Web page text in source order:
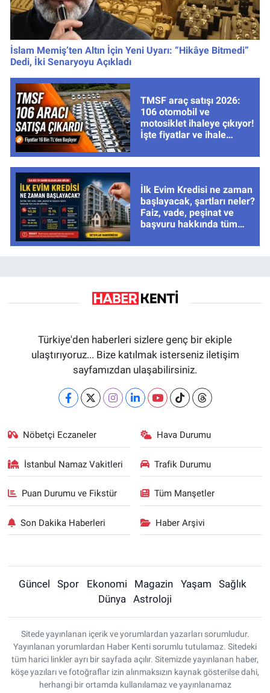
İslam Memiş’ten Altın İçin Yeni Uyarı: “Hikâye Bitmedi”
Dedi, İki Senaryoyu Açıkladı
TMSF araç satışı 2026:
106 otomobil ve
motosiklet ihaleye çıkıyor!
İşte fiyatlar ve ihale
İlk Evim Kredisi ne zaman
başlayacak, şartları neler?
Faiz, vade, peşinat ve
başvuru hakkında tüm
Türkiye'den haberleri sizlere genç bir ekiple
ulaştırıyoruz... Bize katılmak isterseniz iletişim
sayfamızdan ulaşabilirsiniz.
Nöbetçi Eczaneler Hava Durumu
İstanbul Namaz Vakitleri Trafik Durumu
Puan Durumu ve Fikstür Tüm Manşetler
Son Dakika Haberleri Haber Arşivi
Güncel Spor Ekonomi Magazin Yaşam
Sağlık
Dünya
Astroloji
Sitede yayınlanan içerik ve yorumlardan yazarları sorumludur.
Yayınlanan yorumlardan Haber Kenti sorumlu tutulamaz. Sitedeki
tüm harici linkler ayrı bir sayfada açılır. Sitemizde yayınlanan haber,
köşe yazıları ve fotoğraflar izin alınmaksızın kaynak gösterilse dahi,
herhangi bir ortamda kullanılamaz ve yayınlanamaz